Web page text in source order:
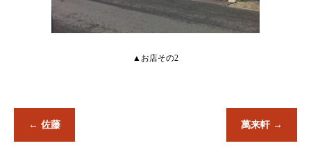
▲お店その2
← 佐藤 萬来軒 →